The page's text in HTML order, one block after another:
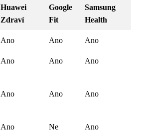
Huawei
Zdraví
Google
Fit
Samsung
Health
Ano Ano Ano
Ano Ano Ano
Ano Ano Ano
Ano Ne Ano